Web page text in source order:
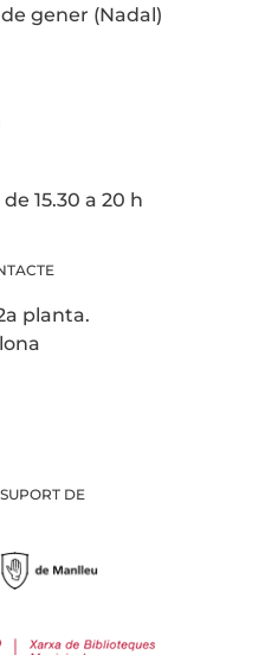
gener (Nadal)
15.30 a 20 h
planta.
DE